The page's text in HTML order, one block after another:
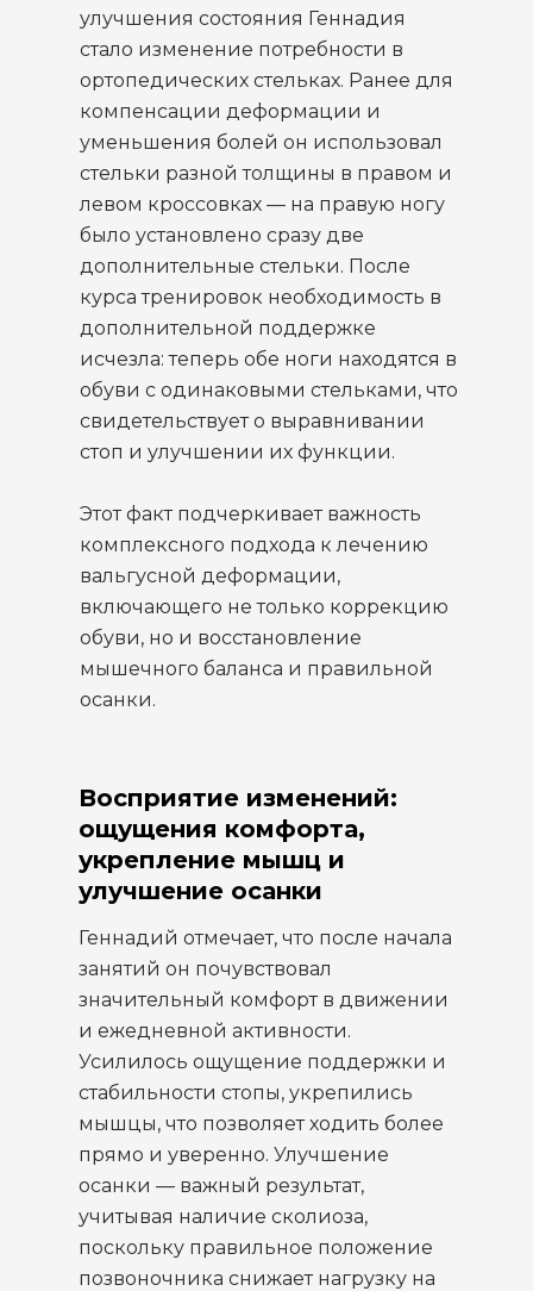
улучшения состояния Геннадия
стало изменение потребности в
ортопедических стельках. Ранее для
компенсации деформации и
уменьшения болей он использовал
стельки разной толщины в правом и
левом кроссовках — на правую ногу
было установлено сразу две
дополнительные стельки. После
курса тренировок необходимость в
дополнительной поддержке
исчезла: теперь обе ноги находятся в
обуви с одинаковыми стельками, что
свидетельствует о выравнивании
стоп и улучшении их функции.
Этот факт подчеркивает важность
комплексного подхода к лечению
вальгусной деформации,
включающего не только коррекцию
обуви, но и восстановление
мышечного баланса и правильной
осанки.
Геннадий отмечает, что после начала
занятий он почувствовал
значительный комфорт в движении
и ежедневной активности.
Усилилось ощущение поддержки и
стабильности стопы, укрепились
мышцы, что позволяет ходить более
прямо и уверенно. Улучшение
осанки — важный результат,
учитывая наличие сколиоза,
поскольку правильное положение
позвоночника снижает нагрузку на
Восприятие изменений:
ощущения комфорта,
укрепление мышц и
улучшение осанки